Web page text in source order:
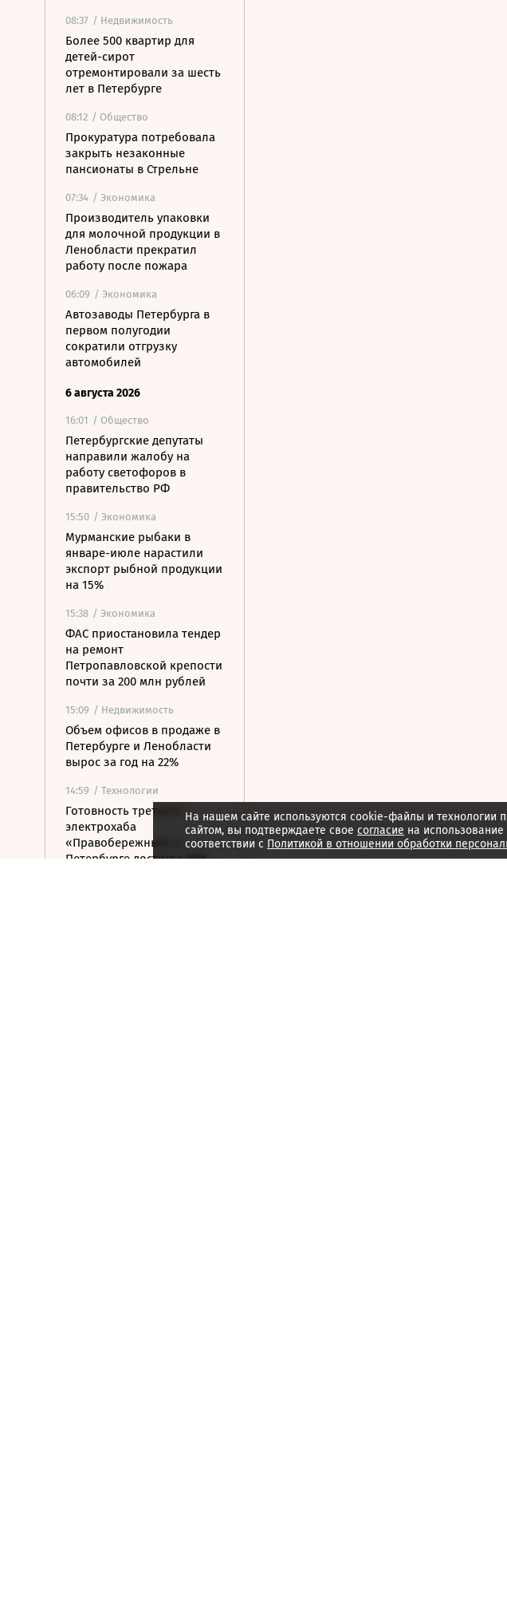
08:37 / Недвижимость
Более 500 квартир для
детей-сирот
отремонтировали за шесть
лет в Петербурге
08:12 / Общество
Прокуратура потребовала
закрыть незаконные
пансионаты в Стрельне
07:34 / Экономика
Производитель упаковки
для молочной продукции в
Ленобласти прекратил
работу после пожара
06:09 / Экономика
Автозаводы Петербурга в
первом полугодии
сократили отгрузку
автомобилей
6 августа 2026
16:01 / Общество
Петербургские депутаты
направили жалобу на
работу светофоров в
правительство РФ
15:50 / Экономика
Мурманские рыбаки в
январе-июле нарастили
экспорт рыбной продукции
на 15%
15:38 / Экономика
ФАС приостановила тендер
на ремонт
Петропавловской крепости
почти за 200 млн рублей
15:09 / Недвижимость
Объем офисов в продаже в
Петербурге и Ленобласти
вырос за год на 22%
14:59 / Технологии
Готовность третьего
электрохаба
«Правобережный» в
Петербурге достигла 98%
На нашем сайте используются cookie-файлы и технологии
сайтом, вы подтверждаете свое согласие на
соответствии с Политикой в отношении обработки